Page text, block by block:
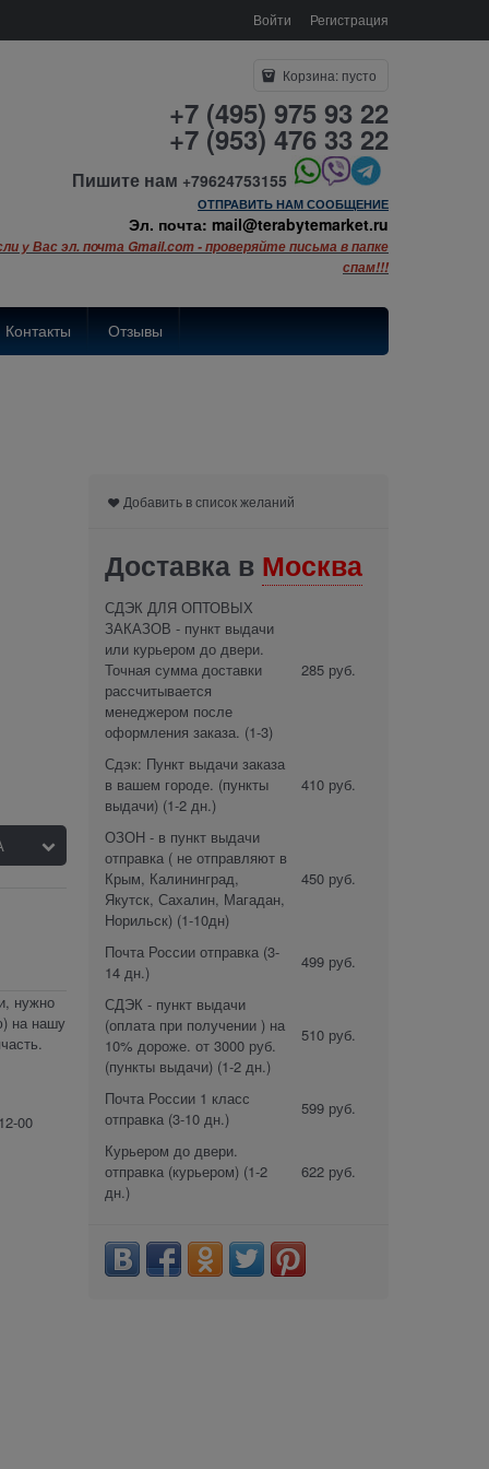
Войти Регистрация
Корзина: пусто
+7 (495) 975 93 22
+7 (953) 476 33 22
Пишите нам +79624753155
ОТПРАВИТЬ НАМ СООБЩЕНИЕ
Эл. почта: mail@terabytemarket.ru
у Вас эл. почта Gmail.com - проверяйте письма в папке
спам!!!
Контакты Отзывы
нужно
на нашу
00
Добавить в список желаний
Доставка в Москва
СДЭК ДЛЯ ОПТОВЫХ
ЗАКАЗОВ - пункт выдачи
или курьером до двери.
Точная сумма доставки
рассчитывается
менеджером после
оформления заказа. (1-3)
285 руб.
Сдэк: Пункт выдачи заказа
в вашем городе. (пункты
выдачи) (1-2 дн.)
410 руб.
ОЗОН - в пункт выдачи
отправка ( не отправляют в
Крым, Калининград,
Якутск, Сахалин, Магадан,
Норильск) (1-10дн)
450 руб.
Почта России отправка (3-
14 дн.)
499 руб.
СДЭК - пункт выдачи
(оплата при получении ) на
10% дороже. от 3000 руб.
(пункты выдачи) (1-2 дн.)
510 руб.
Почта России 1 класс
отправка (3-10 дн.)
599 руб.
Курьером до двери.
отправка (курьером) (1-2
дн.)
622 руб.